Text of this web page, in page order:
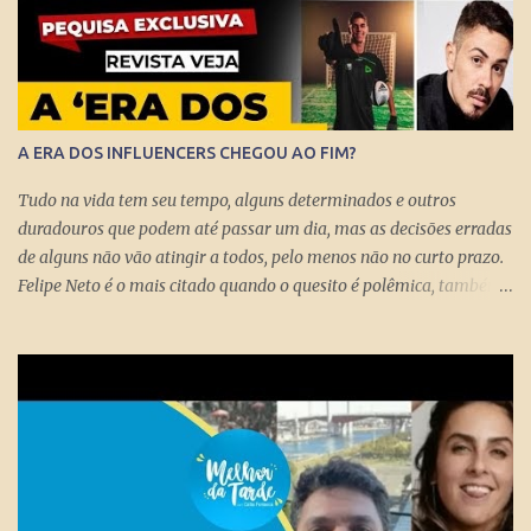
A ERA DOS INFLUENCERS CHEGOU AO FIM?
Tudo na vida tem seu tempo, alguns determinados e outros
duradouros que podem até passar um dia, mas as decisões erradas
de alguns não vão atingir a todos, pelo menos não no curto prazo.
Felipe Neto é o mais citado quando o quesito é polêmica, também
imediatamente, mas com certeza isso pode chegar para muitos
logo logo. A Rede Mundial de Computadores permite que cada
cidadão tenha seus próprios meios de comunicação, seja um canal,
uma rádio online, blog ou mesmo perfis nas redes sociais que
levem qualquer mensagem para dezenas, centenas, milhares e até